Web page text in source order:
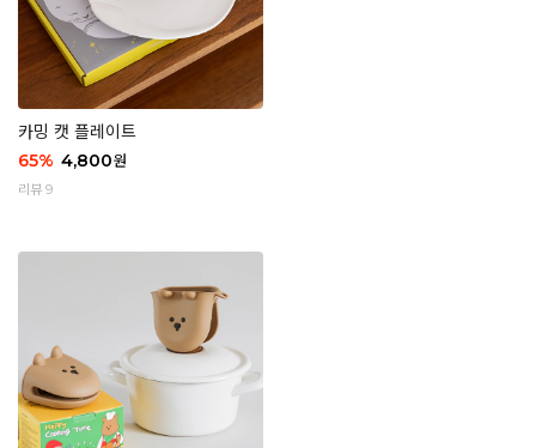
카밍 캣 플레이트
65% 4,800원
리뷰 9